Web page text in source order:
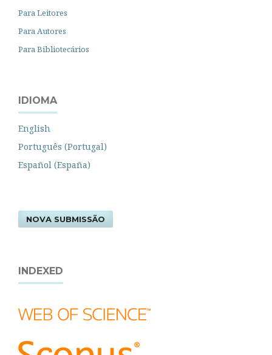
Para Leitores
Para Autores
Para Bibliotecários
IDIOMA
English
Português (Portugal)
Español (España)
NOVA SUBMISSÃO
INDEXED